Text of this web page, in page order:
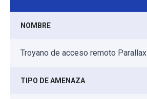
NOMBRE
Troyano de acceso remoto Parallax
TIPO DE AMENAZA